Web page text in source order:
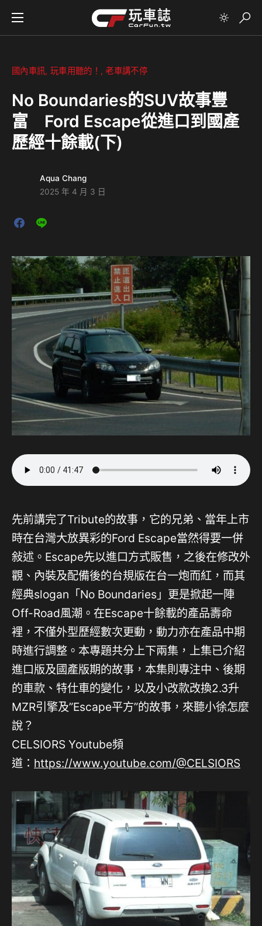
國內車訊 玩車用聽的！ 老車講不停
No Boundaries的SUV故事豐
富 Ford Escape從進口到國產
歷經十餘載(下)
Aqua Chang
2025 年 4 月 3 日
先前講完了Tribute的故事，它的兄弟、當年上市
時在台灣大放異彩的Ford Escape當然得要一併
敍述。Escape先以進口方式販售，之後在修改外
觀、內裝及配備後的台規版在台一炮而紅，而其
經典slogan「No Boundaries」更是掀起一陣
Off-Road風潮。在Escape十餘載的產品壽命
裡，不僅外型歷經數次更動，動力亦在產品中期
時進行調整。本專題共分上下兩集，上集已介紹
進口版及國產版期的故事，本集則專注中、後期
的車款、特仕車的變化，以及小改款改換2.3升
MZR引擎及”Escape平方”的故事，來聽小徐怎麼
說？
CELSIORS Youtube頻
道： ⁠https://www.youtube.com/@CELSIORS